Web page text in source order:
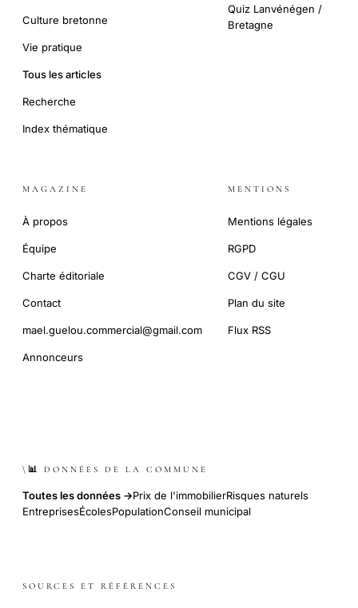
Culture bretonne
Vie pratique
Tous les articles
Recherche
Index thématique
Quiz Lanvénégen /
Bretagne
MAGAZINE
À propos
Équipe
Charte éditoriale
Contact
mael.guelou.commercial@gmail.com
Annonceurs
MENTIONS
Mentions légales
RGPD
CGV / CGU
Plan du site
Flux RSS
\📊 DONNÉES DE LA COMMUNE
Toutes les données →Prix de l'immobilierRisques naturels
EntreprisesÉcolesPopulationConseil municipal
SOURCES ET RÉFÉRENCES